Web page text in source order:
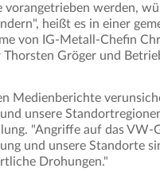
vorangetrieben werden,
heißt es in einer
von IG-Metall-Chefin
Thorsten Gröger und
Medienberichte
unsere
"Angriffe auf das VW-
und unsere Standorte
Drohungen."